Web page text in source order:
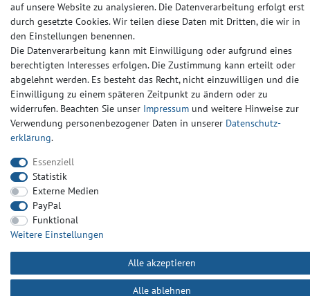
auf unsere Website zu analysieren. Die Datenverarbeitung erfolgt erst
durch gesetzte Cookies. Wir teilen diese Daten mit Dritten, die wir in
den Einstellungen benennen.
Die Datenverarbeitung kann mit Einwilligung oder aufgrund eines
berechtigten Interesses erfolgen. Die Zustimmung kann erteilt oder
abgelehnt werden. Es besteht das Recht, nicht einzuwilligen und die
Einwilligung zu einem späteren Zeitpunkt zu ändern oder zu
widerrufen. Beachten Sie unser Impressum und weitere Hinweise zur
Verwendung personenbezogener Daten in unserer Daten­schutz­
erklärung.
Essenziell
Statistik
Externe Medien
PayPal
Funktional
Weitere Einstellungen
Alle akzeptieren
Alle ablehnen
Widerrufs­recht Widerrufs­formular Impressum
Daten­schutz­erklärung AGB Kontakt